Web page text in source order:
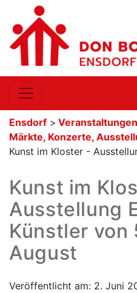
Ensdorf > Veranstaltungen
Märkte, Konzerte,
Kunst im Kloster -
Kunst im
Ausstellung
Künstler von
August
Veröffentlicht am: 2. Juni